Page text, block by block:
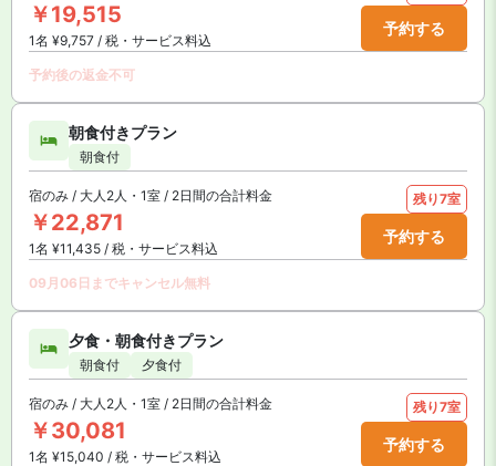
￥19,515
1名 ¥9,757 / 税・サービス料込
予約する
予約後の返金不可
朝食付きプラン
朝食付
宿のみ / 大人2人・1室 / 2日間の合計料金
￥22,871
1名 ¥11,435 / 税・サービス料込
残り7室
予約する
09月06日までキャンセル無料
夕食・朝食付きプラン
朝食付 夕食付
宿のみ / 大人2人・1室 / 2日間の合計料金
￥30,081
1名 ¥15,040 / 税・サービス料込
残り7室
予約する